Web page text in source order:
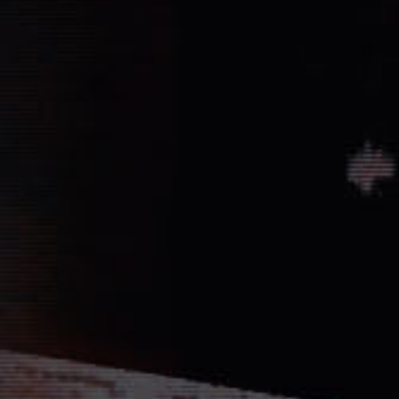
nun in weiter Ferne. Der Entscheid
fallen und niemand vermag auch